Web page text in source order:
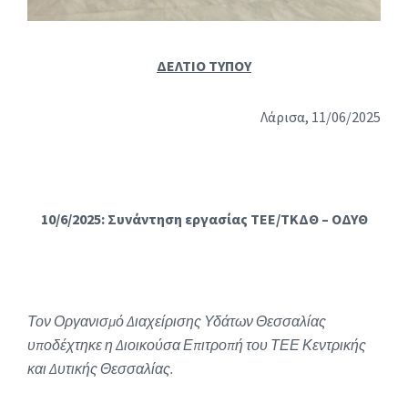
ΔΕΛΤΙΟ ΤΥΠΟΥ
Λάρισα, 11/06/2025
10/6/2025: Συνάντηση εργασίας ΤΕΕ/ΤΚΔΘ – ΟΔΥΘ
Τον Οργανισμό Διαχείρισης Υδάτων Θεσσαλίας
υποδέχτηκε η Διοικούσα Επιτροπή του ΤΕΕ Κεντρικής
και Δυτικής Θεσσαλίας.